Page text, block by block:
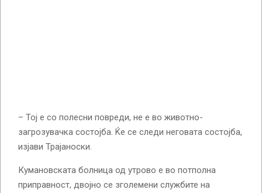
– Тој е со полесни повреди, не е во животно-
загрозувачка состојба. Ќе се следи неговата состојба,
изјави Трајаноски.
Кумановската болница од утрово е во потполна
приправност, двојно се зголемени службите на